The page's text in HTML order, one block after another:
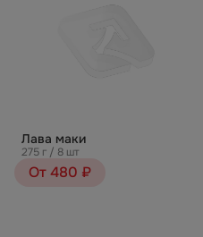
Лава маки
275 г / 8 шт
От 480 ₽